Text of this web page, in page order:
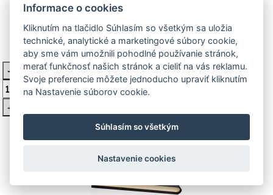
84181001 Kinver Prísadené LED svietidlo s krytím IP54
je vhodné na osvetlenie vstupu do domu či jeho
68,40 €
Nie je na sklade
-
+
Vložiť do košíka
Informace o cookies
Kliknutím na tlačidlo Súhlasím so všetkým sa uložia
technické, analytické a marketingové súbory cookie,
aby sme vám umožnili pohodlné používanie stránok,
merať funkčnosť našich stránok a cieliť na vás reklamu.
Svoje preferencie môžete jednoducho upraviť kliknutím
na Nastavenie súborov cookie.
Súhlasím so všetkým
Nastavenie cookies